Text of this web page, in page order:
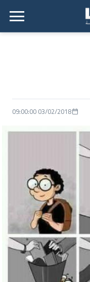
القائمة الرئيسية
03/02/2018 09:00:00